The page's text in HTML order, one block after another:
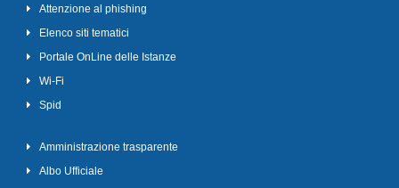
Attenzione al phishing
Elenco siti tematici
Portale OnLine delle Istanze
Wi-Fi
Spid
Amministrazione trasparente
Albo Ufficiale